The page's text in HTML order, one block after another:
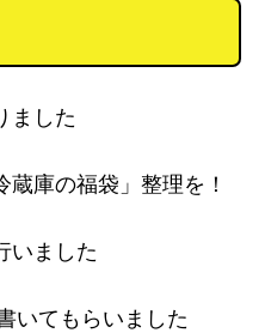
ました
庫の福袋」整理を！
いました
いてもらいました